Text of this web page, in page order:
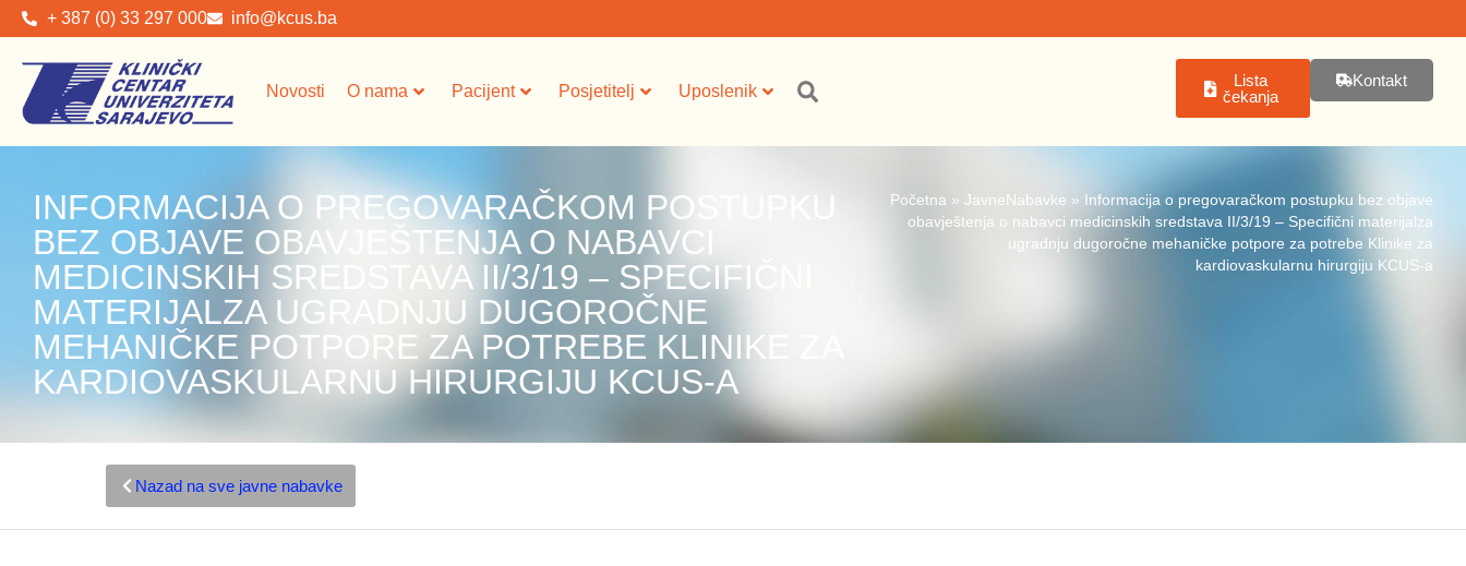
+ 387 (0) 33 297 000 info@kcus.ba
Novosti O nama Pacijent Posjetitelj Uposlenik
Lista
čekanja
Kontakt
INFORMACIJA O PREGOVARAČKOM POSTUPKU
BEZ OBJAVE OBAVJEŠTENJA O NABAVCI
MEDICINSKIH SREDSTAVA II/3/19 – SPECIFIČNI
MATERIJALZA UGRADNJU DUGOROČNE
MEHANIČKE POTPORE ZA POTREBE KLINIKE ZA
KARDIOVASKULARNU HIRURGIJU KCUS-A
Početna» JavneNabavke »
Informacija o pregovaračkom postupku bez objave
obavještenja o nabavci medicinskih sredstava II/3/19 – Specifični materijalza
ugradnju dugoročne mehaničke potpore za potrebe Klinike za
kardiovaskularnu hirurgiju KCUS-a
Nazad na sve javne nabavke